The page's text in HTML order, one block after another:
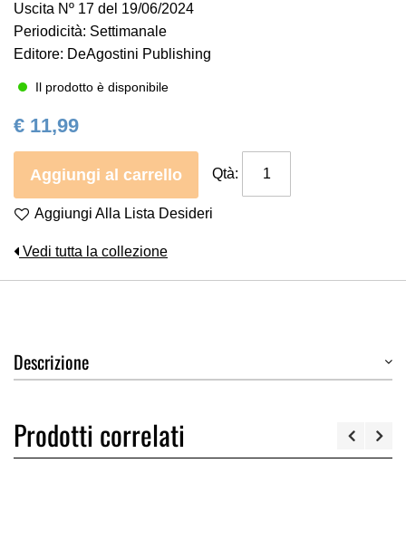
immagini
Uscita Nº 17 del 19/06/2024
Periodicità: Settimanale
Editore: DeAgostini Publishing
Il prodotto è disponibile
€ 11,99
Aggiungi al carrello Qtà:
Aggiungi Alla Lista Desideri
Vedi tutta la collezione
Descrizione
Prodotti correlati